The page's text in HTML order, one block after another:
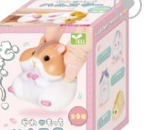
Legg til i
ønskeliste